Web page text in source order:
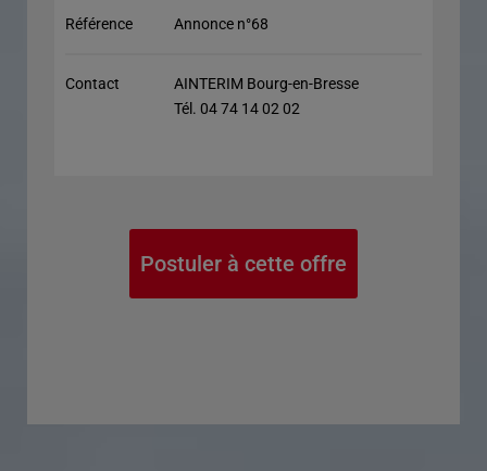
Référence Annonce n°68
Contact
AINTERIM Bourg-en-Bresse
Tél. 04 74 14 02 02
Postuler à cette offre